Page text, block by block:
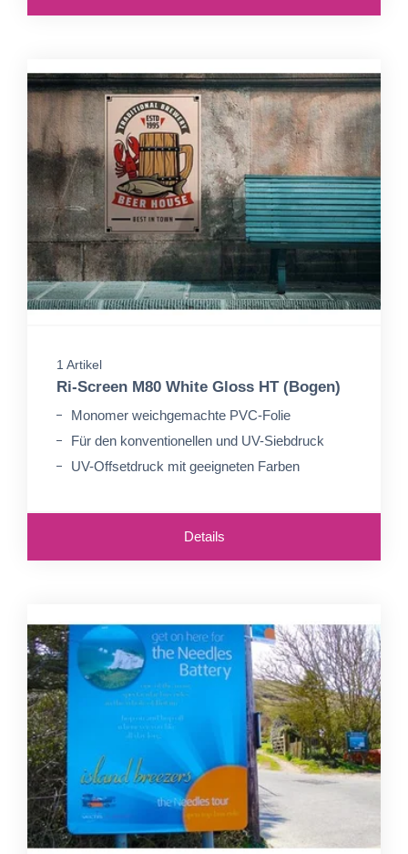
1 Artikel
Ri-Screen M80 White Gloss HT (Bogen)
Monomer weichgemachte PVC-Folie
Für den konventionellen und UV-Siebdruck
UV-Offsetdruck mit geeigneten Farben
Details